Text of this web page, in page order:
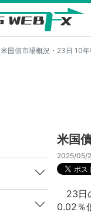
米国債市場概況・23日 10
米国
2025/05/
23日
0.02％